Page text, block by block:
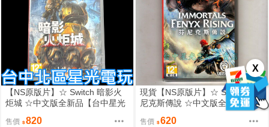
X
【NS原版片】☆ Switch 暗影火
炬城 ☆中文版全新品【台中星光
售價 820
現貨【NS原版片】☆ Switch 芬
尼克斯傳說 ☆中文版全新品【台
售價 620